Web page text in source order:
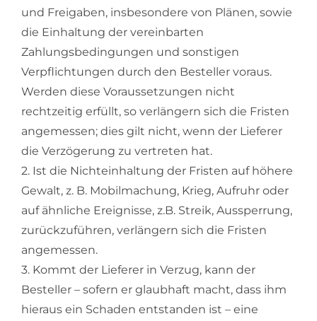
und Freigaben, insbesondere von Plänen, sowie
die Einhaltung der vereinbarten
Zahlungsbedingungen und sonstigen
Verpflichtungen durch den Besteller voraus.
Werden diese Voraussetzungen nicht
rechtzeitig erfüllt, so verlängern sich die Fristen
angemessen; dies gilt nicht, wenn der Lieferer
die Verzögerung zu vertreten hat.
2. Ist die Nichteinhaltung der Fristen auf höhere
Gewalt, z. B. Mobilmachung, Krieg, Aufruhr oder
auf ähnliche Ereignisse, z.B. Streik, Aussperrung,
zurückzuführen, verlängern sich die Fristen
angemessen.
3. Kommt der Lieferer in Verzug, kann der
Besteller – sofern er glaubhaft macht, dass ihm
hieraus ein Schaden entstanden ist – eine